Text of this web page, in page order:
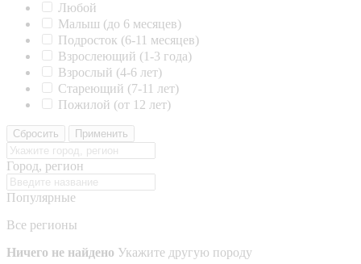
Любой
Малыш (до 6 месяцев)
Подросток (6-11 месяцев)
Взрослеющий (1-3 года)
Взрослый (4-6 лет)
Стареющий (7-11 лет)
Пожилой (от 12 лет)
Сбросить Применить
Город, регион
Популярные
Все регионы
Ничего не найдено Укажите другую породу